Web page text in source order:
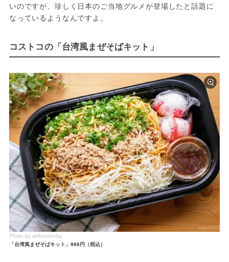
いのですが、珍しく日本のご当地グルメが登場したと話題に
なっているようなんですよ。
コストコの「台湾風まぜそばキット」
Photo by akiharahetta
「台湾風まぜそばキット」998円（税込）